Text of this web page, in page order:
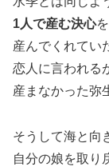
1人で産む決心
産んでくれてい
恋人に言われる
産まなかった弥
そうして海と向
自分の娘を取り